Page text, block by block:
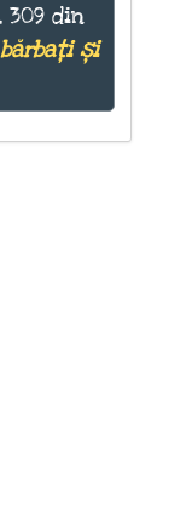
din
și